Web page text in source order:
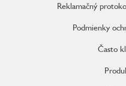
Reklamačný
Podmienky
Často